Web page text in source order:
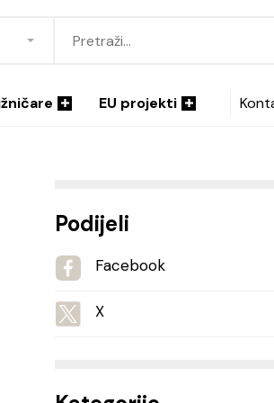
EU projekti
Podijeli
Facebook
X